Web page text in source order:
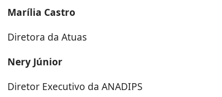
Marília Castro
Diretora da Atuas
Nery Júnior
Diretor Executivo da ANADIPS